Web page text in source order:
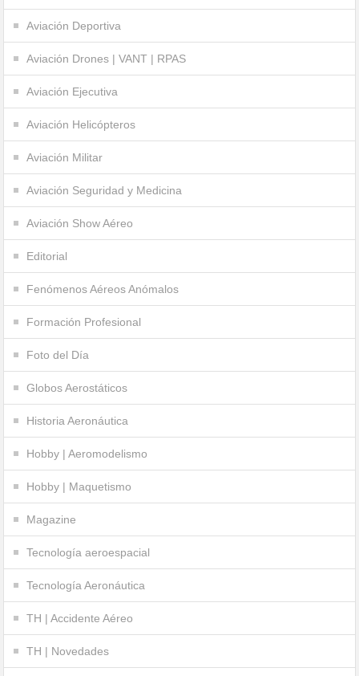
Aviación Deportiva
Aviación Drones | VANT | RPAS
Aviación Ejecutiva
Aviación Helicópteros
Aviación Militar
Aviación Seguridad y Medicina
Aviación Show Aéreo
Editorial
Fenómenos Aéreos Anómalos
Formación Profesional
Foto del Día
Globos Aerostáticos
Historia Aeronáutica
Hobby | Aeromodelismo
Hobby | Maquetismo
Magazine
Tecnología aeroespacial
Tecnología Aeronáutica
TH | Accidente Aéreo
TH | Novedades